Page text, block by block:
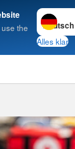
the
Sprache
Alles klar